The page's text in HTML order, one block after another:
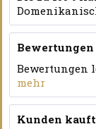
Bewertungen
Bewertungen
mehr
Kunden